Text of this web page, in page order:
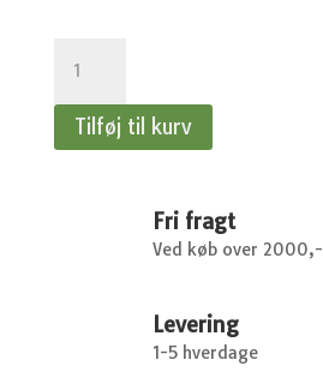
occidentalis
danica
Tilføj til kurv
Fri fragt
Ved køb over 2000,-
Levering
1-5 hverdage